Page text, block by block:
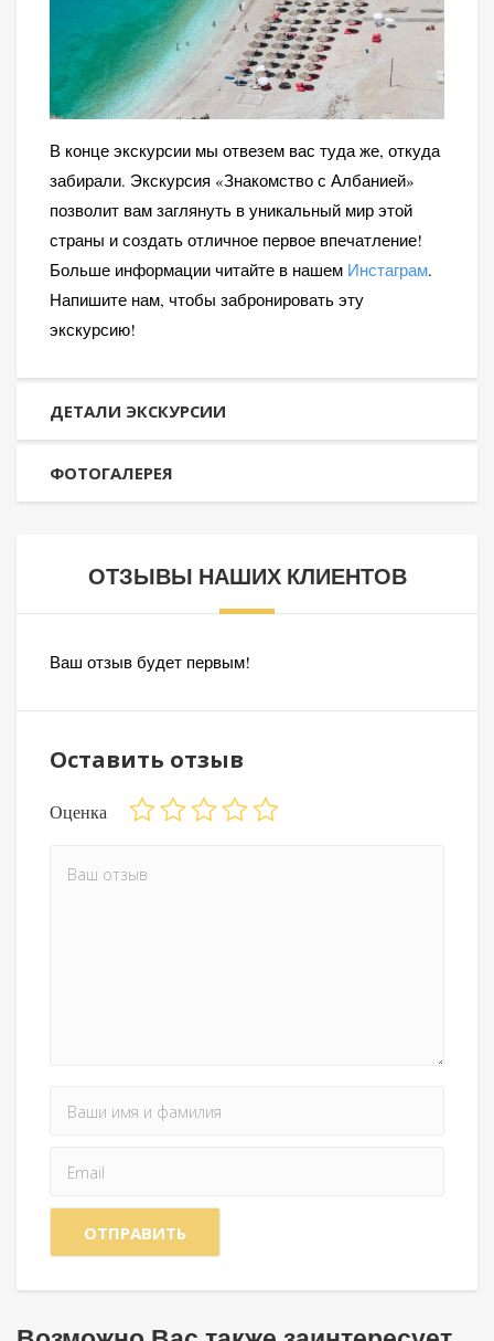
В конце экскурсии мы отвезем вас туда же, откуда
забирали. Экскурсия «Знакомство с Албанией»
позволит вам заглянуть в уникальный мир этой
страны и создать отличное первое впечатление!
Больше информации читайте в нашем Инстаграм.
Напишите нам, чтобы забронировать эту
экскурсию!
ДЕТАЛИ ЭКСКУРСИИ
ФОТОГАЛЕРЕЯ
ОТЗЫВЫ НАШИХ КЛИЕНТОВ
Ваш отзыв будет первым!
Оставить отзыв
Оценка